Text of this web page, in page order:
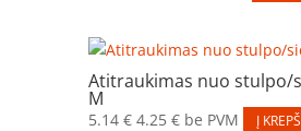
Atitraukimas nuo stulpo/
M
5.14 € 4.25 €be PVM Į